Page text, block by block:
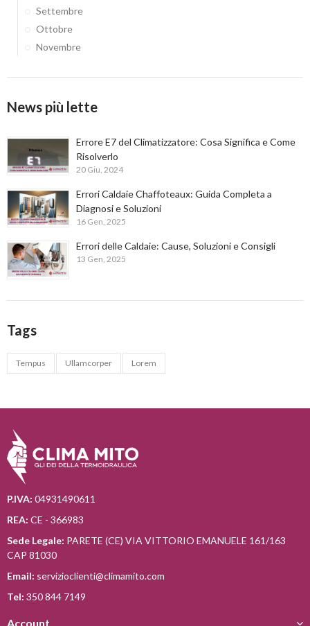
Settembre
Ottobre
Novembre
News più lette
Errore E7 del Climatizzatore: Cosa Significa e Come
Risolverlo
20 Giu, 2024
Errori Caldaie Chaffoteaux: Guida Completa a
Diagnosi e Soluzioni
16 Gen, 2025
Errori delle Caldaie: Cause, Soluzioni e Consigli
13 Gen, 2025
Tags
Tempus Ullamcorper Lorem
P.IVA: 04931490611
REA: CE - 366983
Sede Legale: PARETE (CE) VIA VITTORIO EMANUELE 161/163
CAP 81030
Email: servizioclienti@climamito.com
Tel: 350 844 7149
Account